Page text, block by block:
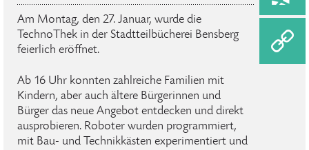
Am Montag, den 27. Januar, wurde die
TechnoThek in der Stadtteilbücherei Bensberg
feierlich eröffnet.
Ab 16 Uhr konnten zahlreiche Familien mit
Kindern, aber auch ältere Bürgerinnen und
Bürger das neue Angebot entdecken und direkt
ausprobieren. Roboter wurden programmiert,
mit Bau- und Technikkästen experimentiert und